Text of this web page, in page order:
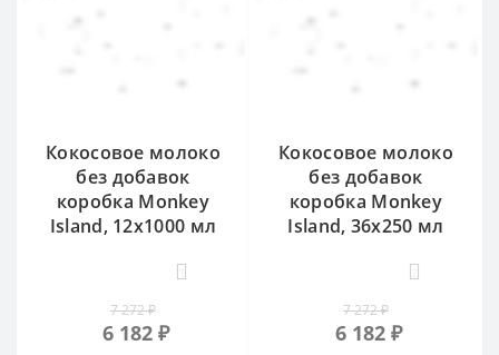
Кокосовое молоко
без добавок
коробка Monkey
Island, 12x1000 мл
7 272 ₽
6 182 ₽
Кокосовое молоко
без добавок
коробка Monkey
Island, 36x250 мл
7 272 ₽
6 182 ₽